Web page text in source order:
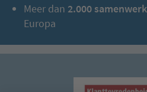
Meer dan 2.000
Europa